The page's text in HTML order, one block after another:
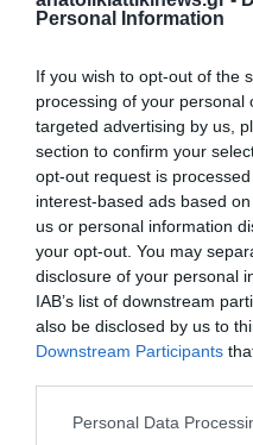
Personal Information
If you wish to opt-out of the
processing of your personal
targeted advertising by us,
section to confirm your
opt-out request is
interest-based ads based
us or personal information
your opt-out. You may
disclosure of your personal
IAB’s list of downstream
also be disclosed by us to
Downstream Participants
Personal Data